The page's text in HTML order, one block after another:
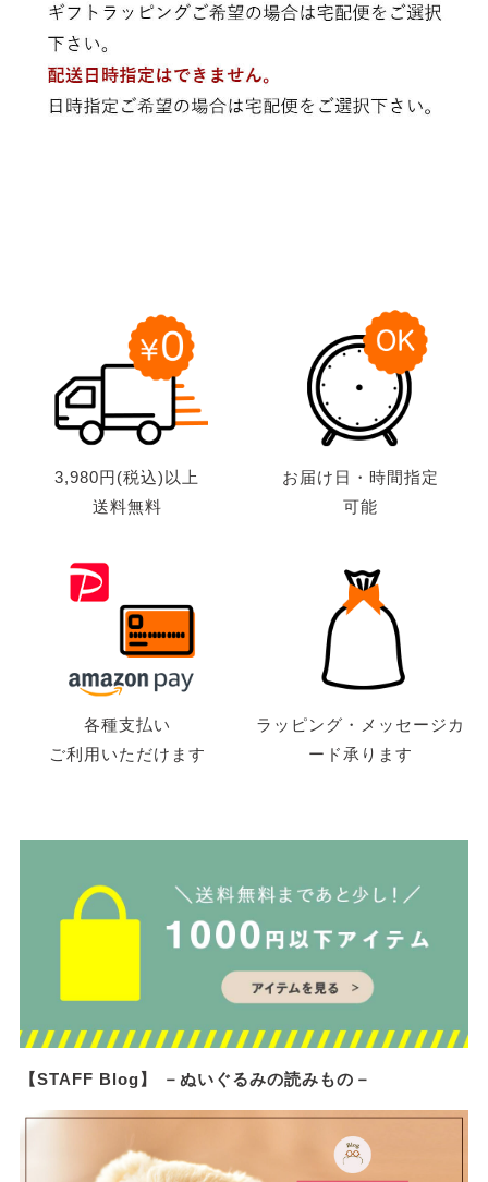
3,980円(税込)以上
送料無料
お届け日・時間指定
可能
各種支払い
ご利用いただけます
ラッピング・メッセージカ
ード承ります
【STAFF Blog】 －ぬいぐるみの読みもの－